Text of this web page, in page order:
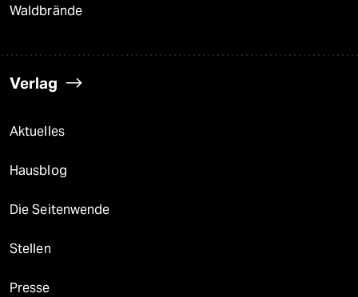
Waldbrände
Verlag
Aktuelles
Hausblog
Die Seitenwende
Stellen
Presse